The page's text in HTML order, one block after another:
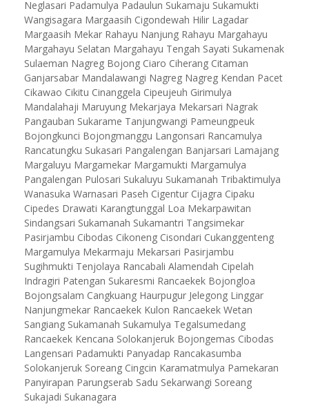
Neglasari Padamulya Padaulun Sukamaju Sukamukti
Wangisagara Margaasih Cigondewah Hilir Lagadar
Margaasih Mekar Rahayu Nanjung Rahayu Margahayu
Margahayu Selatan Margahayu Tengah Sayati Sukamenak
Sulaeman Nagreg Bojong Ciaro Ciherang Citaman
Ganjarsabar Mandalawangi Nagreg Nagreg Kendan Pacet
Cikawao Cikitu Cinanggela Cipeujeuh Girimulya
Mandalahaji Maruyung Mekarjaya Mekarsari Nagrak
Pangauban Sukarame Tanjungwangi Pameungpeuk
Bojongkunci Bojongmanggu Langonsari Rancamulya
Rancatungku Sukasari Pangalengan Banjarsari Lamajang
Margaluyu Margamekar Margamukti Margamulya
Pangalengan Pulosari Sukaluyu Sukamanah Tribaktimulya
Wanasuka Warnasari Paseh Cigentur Cijagra Cipaku
Cipedes Drawati Karangtunggal Loa Mekarpawitan
Sindangsari Sukamanah Sukamantri Tangsimekar
Pasirjambu Cibodas Cikoneng Cisondari Cukanggenteng
Margamulya Mekarmaju Mekarsari Pasirjambu
Sugihmukti Tenjolaya Rancabali Alamendah Cipelah
Indragiri Patengan Sukaresmi Rancaekek Bojongloa
Bojongsalam Cangkuang Haurpugur Jelegong Linggar
Nanjungmekar Rancaekek Kulon Rancaekek Wetan
Sangiang Sukamanah Sukamulya Tegalsumedang
Rancaekek Kencana Solokanjeruk Bojongemas Cibodas
Langensari Padamukti Panyadap Rancakasumba
Solokanjeruk Soreang Cingcin Karamatmulya Pamekaran
Panyirapan Parungserab Sadu Sekarwangi Soreang
Sukajadi Sukanagara